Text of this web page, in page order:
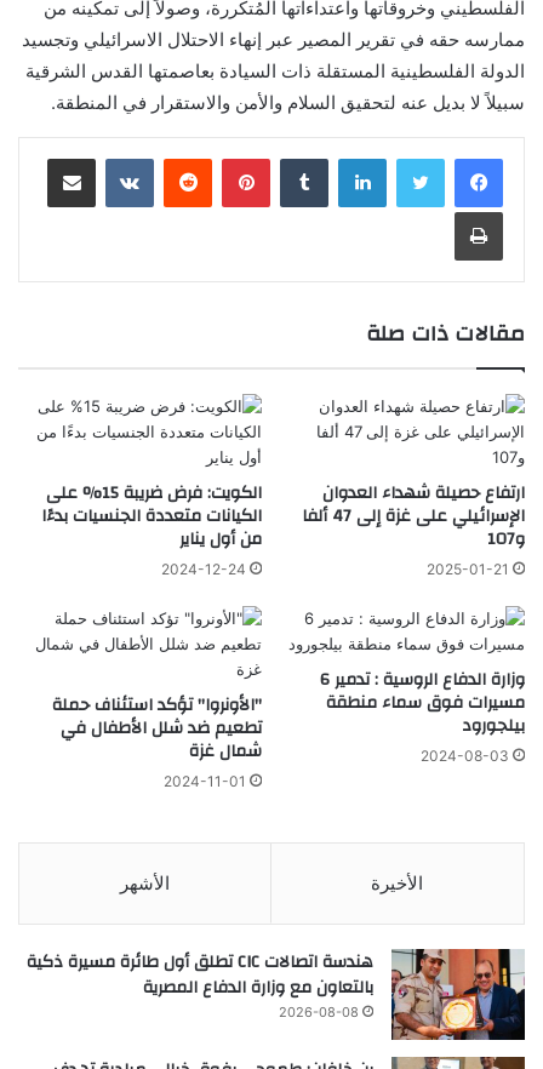
الفلسطيني وخروقاتها واعتداءاتها المُتكررة، وصولاً إلى تمكينه من
ممارسه حقه في تقرير المصير عبر إنهاء الاحتلال الاسرائيلي وتجسيد
الدولة الفلسطينية المستقلة ذات السيادة بعاصمتها القدس الشرقية
سبيلاً لا بديل عنه لتحقيق السلام والأمن والاستقرار في المنطقة.
لينكدإن بينتيريست
مقالات ذات صلة
ارتفاع حصيلة شهداء العدوان
الإسرائيلي على غزة إلى 47 ألفا
و107
2025-01-21
الكويت: فرض ضريبة 15% على
الكيانات متعددة الجنسيات بدءًا
من أول يناير
2024-12-24
وزارة الدفاع الروسية : تدمير 6
مسيرات فوق سماء منطقة
بيلجورود
2024-08-03
"الأونروا" تؤكد استئناف حملة
تطعيم ضد شلل الأطفال في
شمال غزة
2024-11-01
الأخيرة الأشهر
هندسة اتصالات CIC تطلق أول طائرة مسيرة ذكية
بالتعاون مع وزارة الدفاع المصرية
2026-08-08